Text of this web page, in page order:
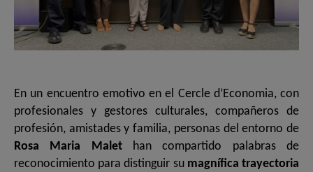
En un encuentro emotivo en el Cercle d’Economia, con
profesionales y gestores culturales, compañeros de
profesión, amistades y familia, personas del entorno de
Rosa Maria Malethan compartido palabras de
reconocimiento para distinguir su magnífica trayectoria